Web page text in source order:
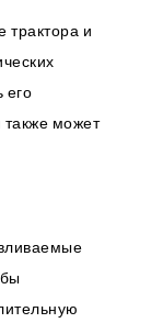
трактора и
его
может